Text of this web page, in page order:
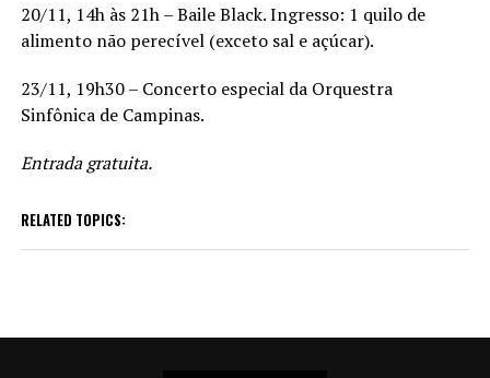
20/11, 14h às 21h – Baile Black. Ingresso: 1 quilo de
alimento não perecível (exceto sal e açúcar).
23/11, 19h30 – Concerto especial da Orquestra
Sinfônica de Campinas.
Entrada gratuita.
RELATED TOPICS: